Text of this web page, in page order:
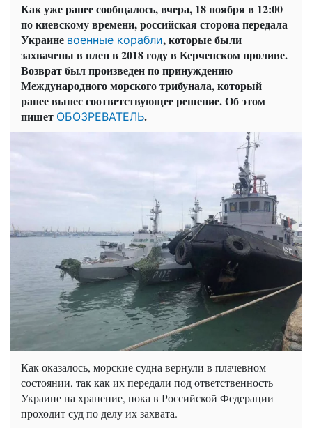
Как уже ранее сообщалось, вчера, 18 ноября в 12:00
по киевскому времени, российская сторона передала
Украине военные корабли, которые были
захвачены в плен в 2018 году в Керченском проливе.
Возврат был произведен по принуждению
Международного морского трибунала, который
ранее вынес соответствующее решение. Об этом
пишет ОБОЗРЕВАТЕЛЬ.
Как оказалось, морские судна вернули в плачевном
состоянии, так как их передали под ответственность
Украине на хранение, пока в Российской Федерации
проходит суд по делу их захвата.